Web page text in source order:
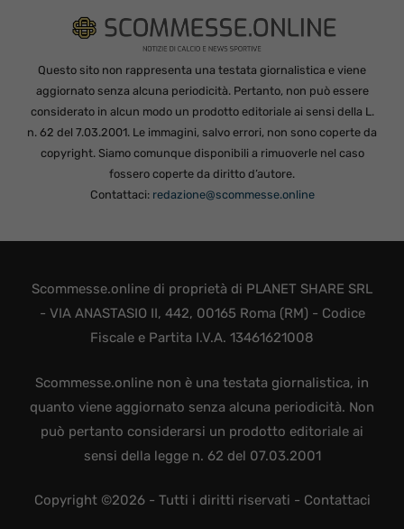
Questo sito non rappresenta una testata giornalistica e viene
aggiornato senza alcuna periodicità. Pertanto, non può essere
considerato in alcun modo un prodotto editoriale ai sensi della L.
n. 62 del 7.03.2001. Le immagini, salvo errori, non sono coperte da
copyright. Siamo comunque disponibili a rimuoverle nel caso
fossero coperte da diritto d’autore.
Contattaci: redazione@scommesse.online
Scommesse.online di proprietà di PLANET SHARE SRL
- VIA ANASTASIO II, 442, 00165 Roma (RM) - Codice
Fiscale e Partita I.V.A. 13461621008
Scommesse.online non è una testata giornalistica, in
quanto viene aggiornato senza alcuna periodicità. Non
può pertanto considerarsi un prodotto editoriale ai
sensi della legge n. 62 del 07.03.2001
Copyright ©2026 - Tutti i diritti riservati - Contattaci